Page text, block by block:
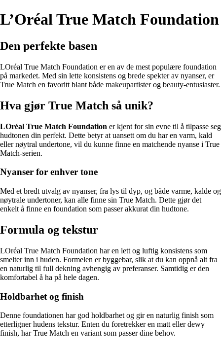
L’Oréal True Match Foundation
Den perfekte basen
LOréal True Match Foundation er en av de mest populære foundation
på markedet. Med sin lette konsistens og brede spekter av nyanser, er
True Match en favoritt blant både makeupartister og beauty-entusiaster.
Hva gjør True Match så unik?
LOréal True Match Foundation er kjent for sin evne til å tilpasse seg
hudtonen din perfekt. Dette betyr at uansett om du har en varm, kald
eller nøytral undertone, vil du kunne finne en matchende nyanse i True
Match-serien.
Nyanser for enhver tone
Med et bredt utvalg av nyanser, fra lys til dyp, og både varme, kalde og
nøytrale undertoner, kan alle finne sin True Match. Dette gjør det
enkelt å finne en foundation som passer akkurat din hudtone.
Formula og tekstur
LOréal True Match Foundation har en lett og luftig konsistens som
smelter inn i huden. Formelen er byggebar, slik at du kan oppnå alt fra
en naturlig til full dekning avhengig av preferanser. Samtidig er den
komfortabel å ha på hele dagen.
Holdbarhet og finish
Denne foundationen har god holdbarhet og gir en naturlig finish som
etterligner hudens tekstur. Enten du foretrekker en matt eller dewy
finish, har True Match en variant som passer dine behov.